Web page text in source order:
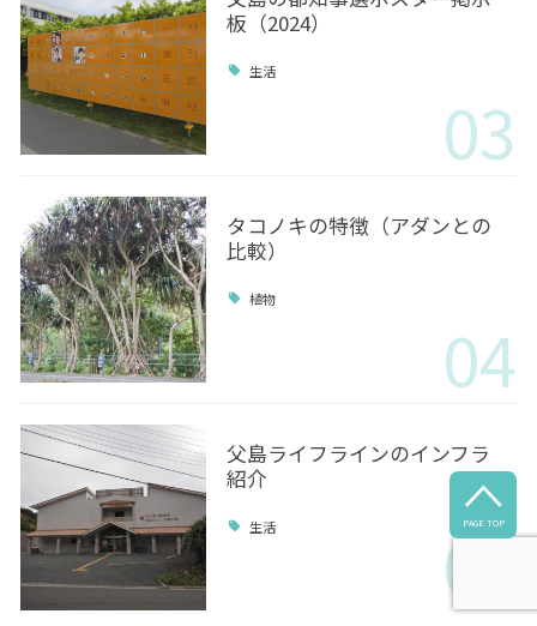
板（2024）
生活
03
タコノキの特徴（アダンとの
比較）
植物
04
父島ライフラインのインフラ
紹介
生活 05

PAGE TOP